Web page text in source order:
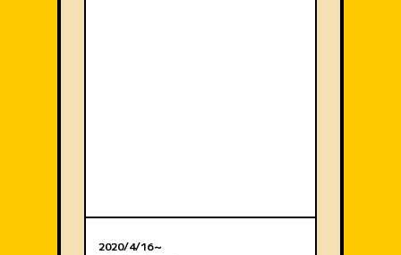
2020/4/16～